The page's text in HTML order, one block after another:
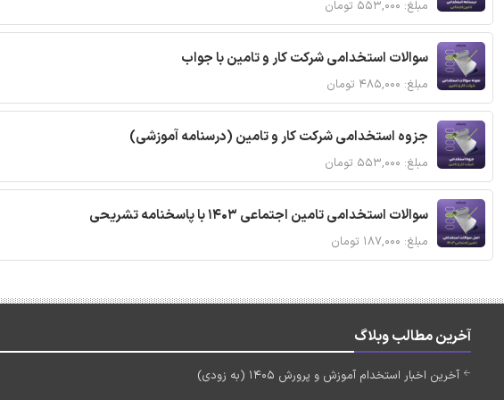
مبلغ: ۵۵۳,۰۰۰ تومان
سوالات استخدامی شرکت کار و تامین با جواب
مبلغ: ۴۸۵,۰۰۰ تومان
جزوه استخدامی شرکت کار و تامین (درسنامه آموزشی)
مبلغ: ۵۵۳,۰۰۰ تومان
سوالات استخدامی تامین اجتماعی 1403 با پاسخنامه تشریحی
مبلغ: ۱۸۷,۰۰۰ تومان
آخرین مطالب وبلاگ
آخرین اخبار استخدام آموزش و پرورش 1405 (به زودی)